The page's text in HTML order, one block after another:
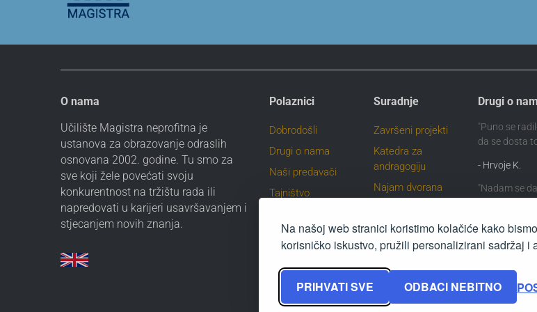
Na našoj web stranici koristimo kolačiće kako
korisničko iskustvo, pružili personalizirani sadržaj i
PRIHVATI SVE ODBACI NEBITNO
O nama
Učilište Magistra neprofitna je
ustanova za obrazovanje odraslih
osnovana 2002. godine. Tu smo za
sve koji žele povećati svoju
konkurentnost na tržištu rada ili
napredovati u karijeri usavršavanjem i
stjecanjem novih znanja.
Polaznici
Dobrodošli
Drugi o nama
Naši predavači
Tajništvo
orijentacija
Suradnje
Završeni projekti
Katedra za
andragogiju
Najam dvorana
Drugi o
"Puno se
da se dosta
- Hrvoje K.
"Nadam se
- Marina